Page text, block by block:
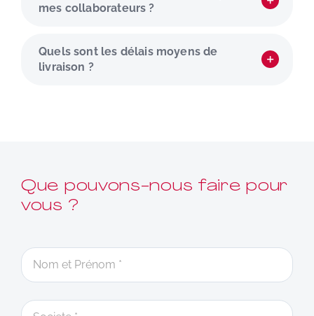
mes collaborateurs ?
Quels sont les délais moyens de
livraison ?
Que pouvons-nous faire pour
vous ?